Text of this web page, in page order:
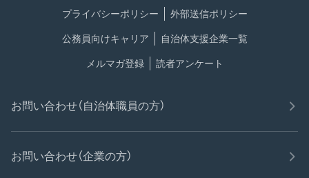
プライバシーポリシー 外部送信ポリシー
公務員向けキャリア 自治体支援企業一覧
メルマガ登録 読者アンケート
お問い合わせ（自治体職員の方）
お問い合わせ（企業の方）